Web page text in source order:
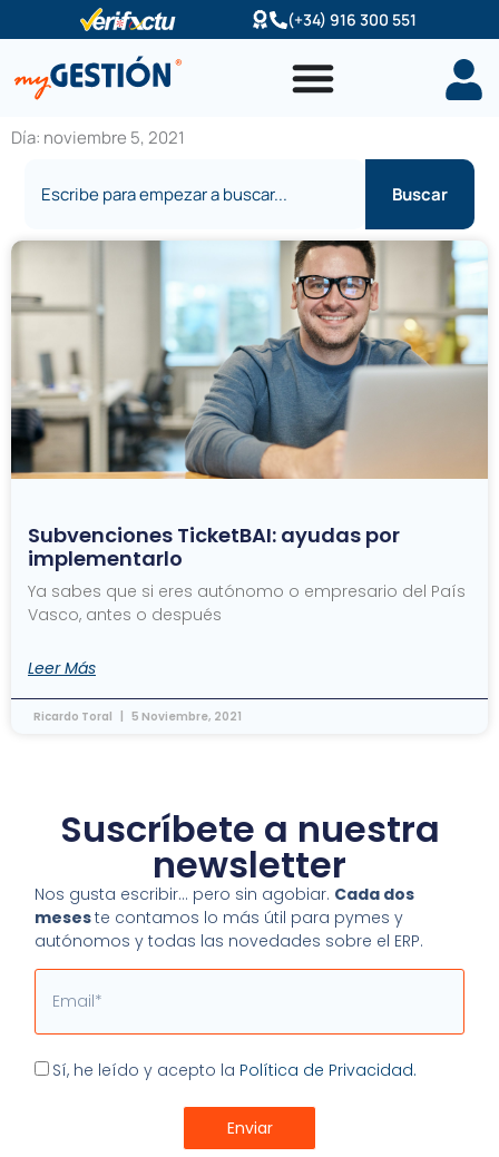
al
contenido
(+34) 916 300 551
Día: noviembre 5, 2021
Buscar
Subvenciones TicketBAI: ayudas por
implementarlo
Ya sabes que si eres autónomo o empresario del País
Vasco, antes o después
Leer Más
Ricardo Toral 5 Noviembre, 2021
Suscríbete a nuestra
newsletter
Nos gusta escribir… pero sin agobiar. Cada dos
meseste contamos lo más útil para pymes y
autónomos y todas las novedades sobre el ERP.
Email
Aceptación
Sí, he leído y acepto la Política de Privacidad.
Enviar